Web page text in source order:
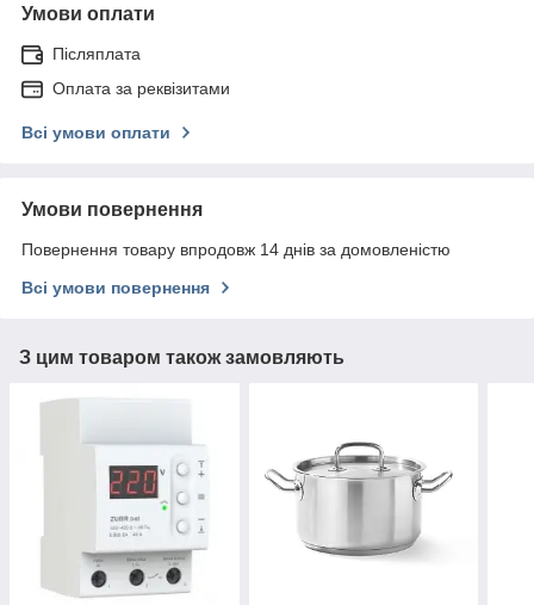
Умови оплати
Післяплата
Оплата за реквізитами
Всі умови оплати
Умови повернення
Повернення товару впродовж 14 днів за домовленістю
Всі умови повернення
З цим товаром також замовляють